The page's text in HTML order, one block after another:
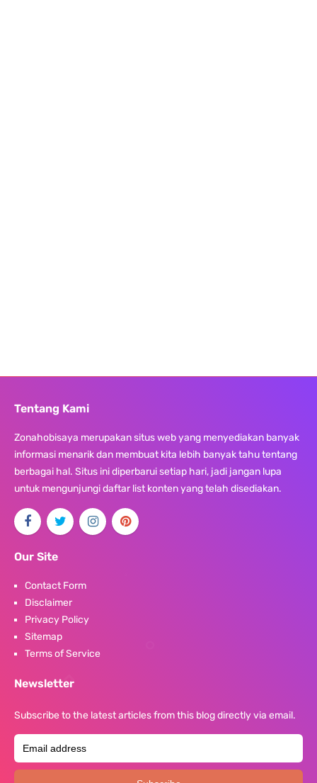
Tentang Kami
Zonahobisaya merupakan situs web yang menyediakan banyak
informasi menarik dan membuat kita lebih banyak tahu tentang
berbagai hal. Situs ini diperbarui setiap hari, jadi jangan lupa
untuk mengunjungi daftar list konten yang telah disediakan.
Our Site
Contact Form
Disclaimer
Privacy Policy
Sitemap
Terms of Service
Newsletter
Subscribe to the latest articles from this blog directly via email.